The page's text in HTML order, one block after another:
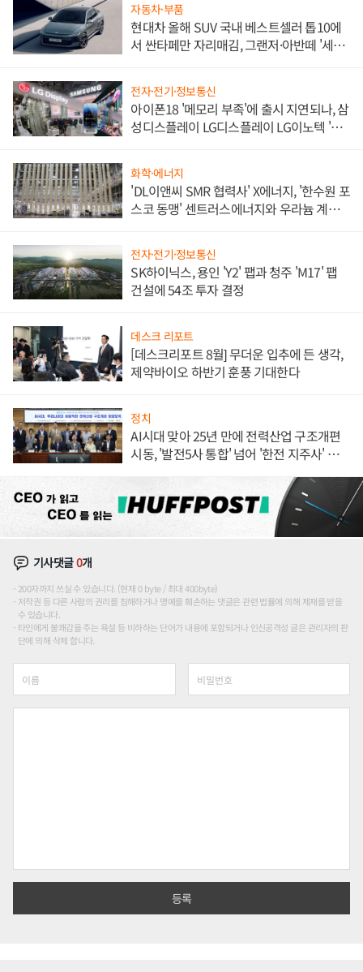
자동차·부품
현대차 올해 SUV 국내 베스트셀러 톱10에
서 싼타페만 자리매김, 그랜저·아반떼 '세단
전자·전기·정보통신
아이폰18 '메모리 부족'에 출시 지연되나, 삼
성디스플레이 LG디스플레이 LG이노텍 '탈
화학·에너지
'DL이앤씨 SMR 협력사' X에너지, '한수원 포
스코 동맹' 센트러스에너지와 우라늄 계약
전자·전기·정보통신
SK하이닉스, 용인 'Y2' 팹과 청주 'M17' 팹
건설에 54조 투자 결정
데스크 리포트
[데스크리포트 8월] 무더운 입추에 든 생각,
제약바이오 하반기 훈풍 기대한다
정치
AI시대 맞아 25년 만에 전력산업 구조개편
시동, '발전5사 통합' 넘어 '한전 지주사' 재편
기사댓글0개
200자까지 쓰실 수 있습니다. (현재 0 byte / 최대 400byte)
저작권 등 다른 사람의 권리를 침해하거나 명예를 훼손하는 댓글은 관련 법률에 의해 제재를 받을
수 있습니다.
타인에게 불쾌감을 주는 욕설 등 비하하는 단어가 내용에 포함되거나 인신공격성 글은 관리자의 판
단에 의해 삭제 합니다.